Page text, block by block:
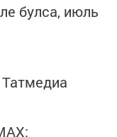
булса, июль
Татмедиа